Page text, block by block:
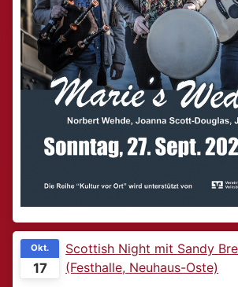
17
Okt.
Scottish Night mit Sandy
(Festhalle, Neuhaus-Oste)